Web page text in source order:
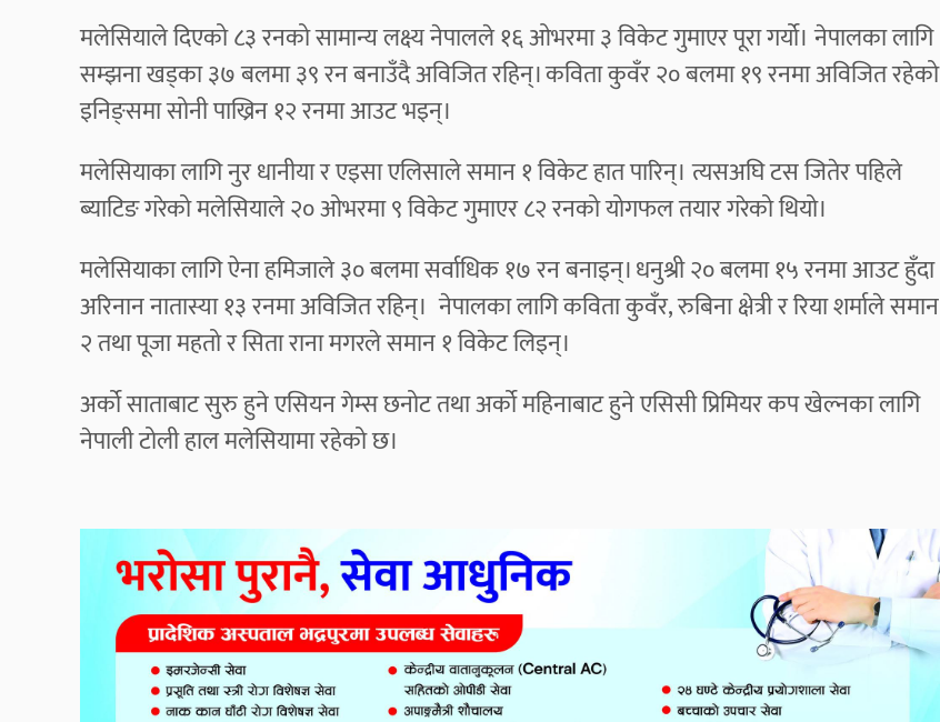
मलेसियाले दिएको ८३ रनको सामान्य लक्ष्य नेपालले १६ ओभरमा ३ विकेट गुमाएर पूरा गर्यो। नेपालका लागि
सम्झना खड्का ३७ बलमा ३९ रन बनाउँदै अविजित रहिन्। कविता कुवँर २० बलमा १९ रनमा अविजित रहेको
इनिङ्समा सोनी पाख्रिन १२ रनमा आउट भइन्।
मलेसियाका लागि नुर धानीया र एइसा एलिसाले समान १ विकेट हात पारिन्। त्यसअघि टस जितेर पहिले
ब्याटिङ गरेको मलेसियाले २० ओभरमा ९ विकेट गुमाएर ८२ रनको योगफल तयार गरेको थियो।
मलेसियाका लागि ऐना हमिजाले ३० बलमा सर्वाधिक १७ रन बनाइन्। धनुश्री २० बलमा १५ रनमा आउट हुँदा
अरिनान नातास्या १३ रनमा अविजित रहिन्। नेपालका लागि कविता कुवँर, रुबिना क्षेत्री र रिया शर्माले समान
२ तथा पूजा महतो र सिता राना मगरले समान १ विकेट लिइन्।
अर्को साताबाट सुरु हुने एसियन गेम्स छनोट तथा अर्को महिनाबाट हुने एसिसी प्रिमियर कप खेल्नका लागि
नेपाली टोली हाल मलेसियामा रहेको छ।